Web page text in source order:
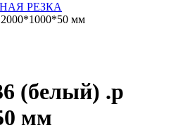
РЕЗКА
мм
(белый) .р
мм